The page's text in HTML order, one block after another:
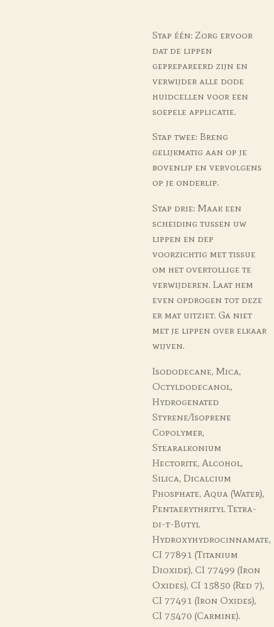
Stap één: Zorg ervoor
dat de lippen
geprepareerd zijn en
verwijder alle dode
huidcellen voor een
soepele applicatie.
Stap twee: Breng
gelijkmatig aan op je
bovenlip en vervolgens
op je onderlip.
Stap drie: Maak een
scheiding tussen uw
lippen en dep
voorzichtig met tissue
om het overtollige te
verwijderen. Laat hem
even opdrogen tot deze
er mat uitziet. Ga niet
met je lippen over elkaar
wijven.
Isododecane, Mica,
Octyldodecanol,
Hydrogenated
Styrene/Isoprene
Copolymer,
Stearalkonium
Hectorite, Alcohol,
Silica, Dicalcium
Phosphate, Aqua (Water),
Pentaerythrityl Tetra-
di-t-Butyl
Hydroxyhydrocinnamate,
CI 77891 (Titanium
Dioxide), CI 77499 (Iron
Oxides), CI 15850 (Red 7),
CI 77491 (Iron Oxides),
CI 75470 (Carmine).